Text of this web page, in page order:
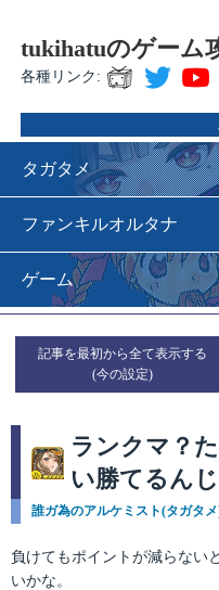
tukihatuのゲーム
各種リンク:
タガタメ
ファンキルオルタナ
ゲーム
記事を最初から全て表示する
ランクマ？
い勝てるん
カ
ゴ
リ
誰ガ為のアルケミスト(タガタ
負けてもポイントが減らない
いかな。